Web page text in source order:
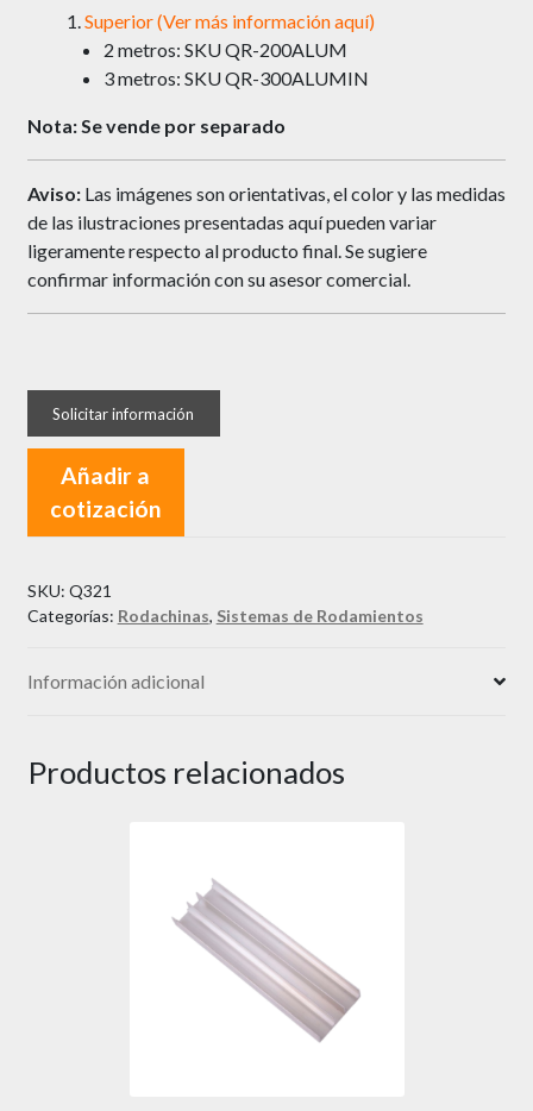
Superior (Ver más información aquí)
2 metros: SKU QR-200ALUM
3 metros: SKU QR-300ALUMIN
Nota: Se vende por separado
Aviso:Las imágenes son orientativas, el color y las medidas
de las ilustraciones presentadas aquí pueden variar
ligeramente respecto al producto final. Se sugiere
confirmar información con su asesor comercial.
Añadir a
cotización
SKU: Q321
Categorías: Rodachinas, Sistemas de Rodamientos
Información adicional
Productos relacionados